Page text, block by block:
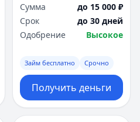
Сумма
до 15 000 ₽
Срок
до 30 дней
Одобрение
Высокое
Займ бесплатно Срочно
Получить деньги